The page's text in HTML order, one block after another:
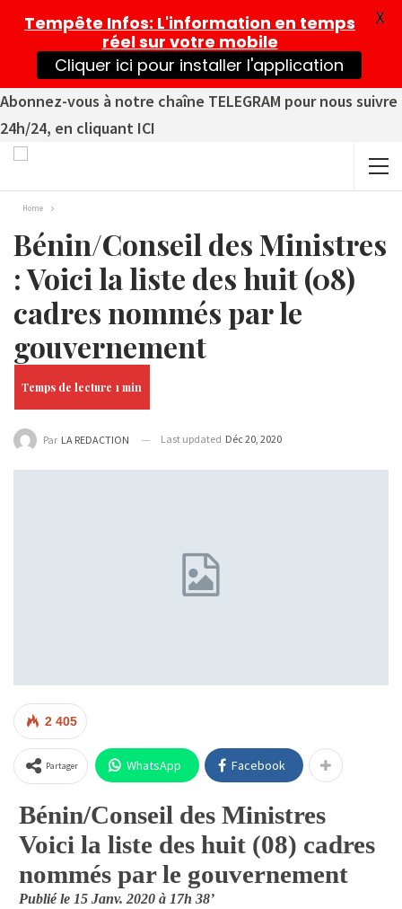
Abonnez-vous à notre chaîne TELEGRAM pour nous suivre
24h/24, en cliquant ICI
Home
Bénin/Conseil des Ministres
: Voici la liste des huit (08)
cadres nommés par le
gouvernement
Par LA REDACTION Last updated Déc 20, 2020
2 405
Partager WhatsApp Facebook
Bénin/Conseil des Ministres
Voici la liste des huit (08) cadres
nommés par le gouvernement
Publié le 15 Janv. 2020 à 17h 38’
Tempête Infos: L'information en temps
réel sur votre mobile
Cliquer ici pour installer l'application
X